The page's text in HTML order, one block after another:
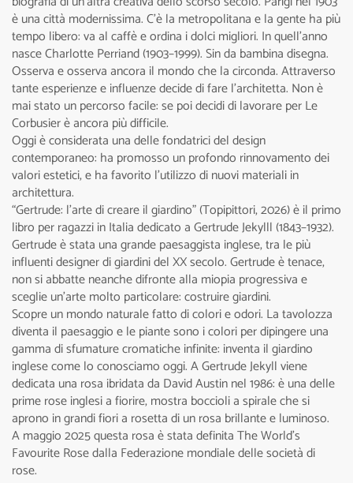
è una città modernissima. C’è la metropolitana e la gente ha più
tempo libero: va al caffè e ordina i dolci migliori. In quell'anno
nasce Charlotte Perriand (1903–1999). Sin da bambina disegna.
Osserva e osserva ancora il mondo che la circonda. Attraverso
tante esperienze e influenze decide di fare l’architetta. Non è
mai stato un percorso facile: se poi decidi di lavorare per Le
Corbusier è ancora più difficile.
Oggi è considerata una delle fondatrici del design
contemporaneo: ha promosso un profondo rinnovamento dei
valori estetici, e ha favorito l’utilizzo di nuovi materiali in
architettura.
“Gertrude: l’arte di creare il giardino” (Topipittori, 2026) è il primo
libro per ragazzi in Italia dedicato a Gertrude Jekylll (1843–1932).
Gertrude è stata una grande paesaggista inglese, tra le più
influenti designer di giardini del XX secolo. Gertrude è tenace,
non si abbatte neanche difronte alla miopia progressiva e
sceglie un’arte molto particolare: costruire giardini.
Scopre un mondo naturale fatto di colori e odori. La tavolozza
diventa il paesaggio e le piante sono i colori per dipingere una
gamma di sfumature cromatiche infinite: inventa il giardino
inglese come lo conosciamo oggi. A Gertrude Jekyll viene
dedicata una rosa ibridata da David Austin nel 1986: è una delle
prime rose inglesi a fiorire, mostra boccioli a spirale che si
aprono in grandi fiori a rosetta di un rosa brillante e luminoso.
A maggio 2025 questa rosa è stata definita The World’s
Favourite Rose dalla Federazione mondiale delle società di
rose.